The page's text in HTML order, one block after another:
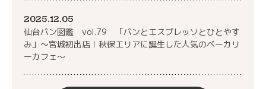
2025.12.05
仙台パン図鑑 vol.79 「パンとエスプレッソとひとやす
み」～宮城初出店！秋保エリアに誕生した人気のベーカリ
ーカフェ～